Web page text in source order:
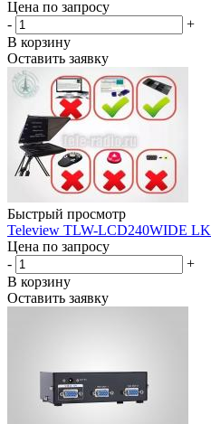
Цена по запросу
-
+
В корзину
Оставить заявку
Быстрый просмотр
Teleview TLW-LCD240WIDE LK
Цена по запросу
-
+
В корзину
Оставить заявку